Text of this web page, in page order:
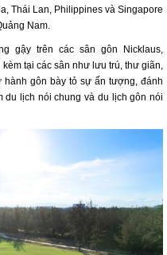
Thái Lan, Philippines và Singapore
Nam.
gậy trên các sân gôn Nicklaus,
tại các sân như lưu trú, thư giãn,
gôn bày tỏ sự ấn tượng, đánh
du lịch nói chung và du lịch gôn nói